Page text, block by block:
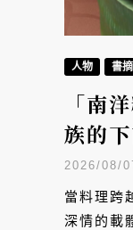
人物 書摘
「南
族的
頭
2026/08/
當料理跨
深情的載